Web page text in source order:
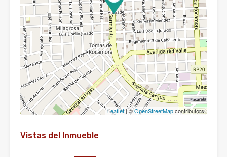
Leaflet| ©OpenStreetMapcontributors
Vistas del Inmueble